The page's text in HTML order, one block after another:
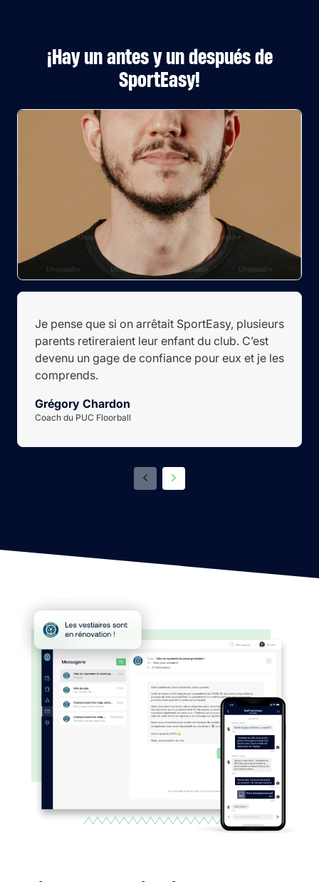
¡Hay un antes y un después de
SportEasy!
Je pense que si on arrêtait SportEasy, plusieurs
parents retireraient leur enfant du club. C’est
devenu un gage de confiance pour eux et je les
comprends.
Grégory Chardon
Coach du PUC Floorball